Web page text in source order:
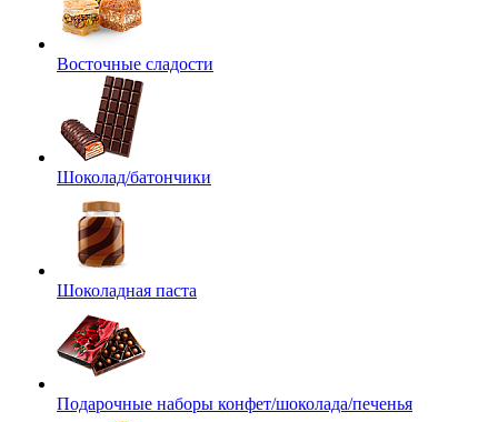
Восточные сладости
Шоколад/батончики
Шоколадная паста
Подарочные наборы конфет/шоколада/печенья